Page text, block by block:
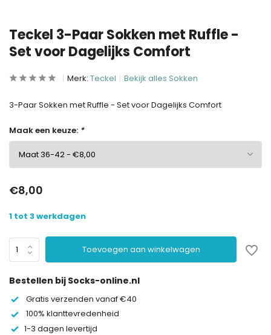
Teckel 3-Paar Sokken met Ruffle -
Set voor Dagelijks Comfort
Merk: Teckel Bekijk alles Sokken
3-Paar Sokken met Ruffle - Set voor Dagelijks Comfort
Maak een keuze: *
€8,00
1 tot 3 werkdagen
Toevoegen aan winkelwagen
Bestellen bij Socks-online.nl
Gratis verzenden vanaf €40
100% klanttevredenheid
1-3 dagen levertijd